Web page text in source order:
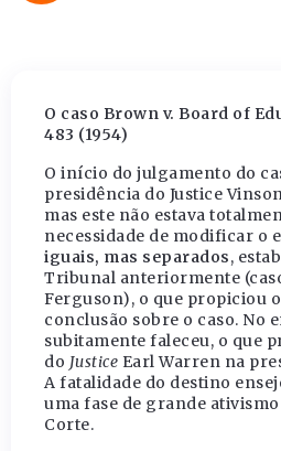
O caso Brown v. Board of
483 (1954)
O início do julgamento do
presidência do Justice
mas este não estava
necessidade de modificar o
iguais, mas separados,
Tribunal anteriormente
Ferguson), o que propiciou
conclusão sobre o caso. No
subitamente faleceu, o que
do Justice Earl Warren na
A fatalidade do destino
uma fase de grande
Corte.